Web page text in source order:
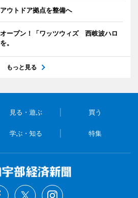
ウトドア拠点を整備へ
ープン！「ワッツウィズ 西岐波ハロ
。
もっと見る
見る・遊ぶ 買う
学ぶ・知る 特集